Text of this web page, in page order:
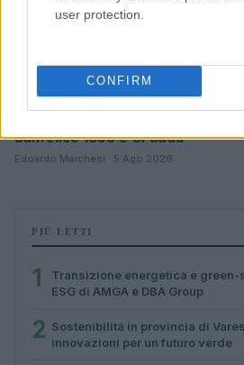
user protection.
CONFIRM
Sanfelice 1893 e CFadda
Edoardo Marchesi · 5 Ago 2026
PIÙ LETTI
1
Transizione energetica e
ESG di AMGA e DBA Group
2 Sostenibilità in provincia di
innovazioni per un futuro verde